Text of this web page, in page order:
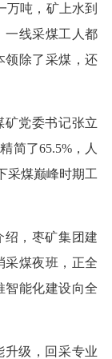
万吨，矿上水到
一线采煤工人都
领除了采煤，还
矿党委书记张立
简了65.5%，人
采煤巅峰时期工
绍，枣矿集团建
采煤夜班，正全
智能化建设向全
升级，回采专业